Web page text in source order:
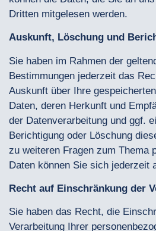
Dritten mitgelesen werden.
Auskunft, Löschung und
Sie haben im Rahmen der
Bestimmungen jederzeit das
Auskunft über Ihre
Daten, deren Herkunft und
der Datenverarbeitung und ggf.
Berichtigung oder Löschung
zu weiteren Fragen zum Thema
Daten können Sie sich jederzeit
Recht auf Einschränkung der
Sie haben das Recht, die
Verarbeitung Ihrer